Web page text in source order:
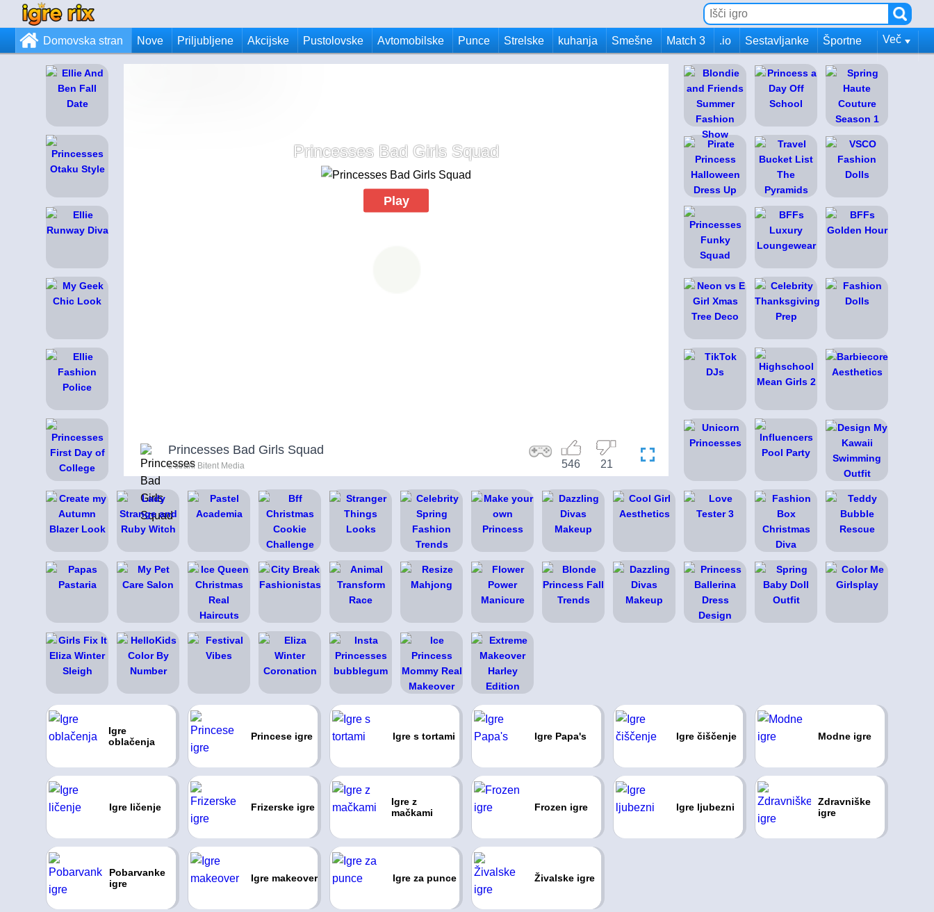
Domovska stran Nove Priljubljene Akcijske Pustolovske Avtomobilske Punce Strelske kuhanja Smešne Match 3 .io Sestavljanke Športne Več
Princesses Bad Girls Squad
Play
Princesses Bad Girls Squad
s strani Bitent Media 21
546
Igre
oblačenja
Princese igre Igre s tortami Igre Papa's Igre čiščenje Modne igre
Igre ličenje Frizerske igre
Igre z
mačkami
Frozen igre Igre ljubezni
Zdravniške
igre
Pobarvanke
igre
Igre makeover Igre za punce Živalske igre